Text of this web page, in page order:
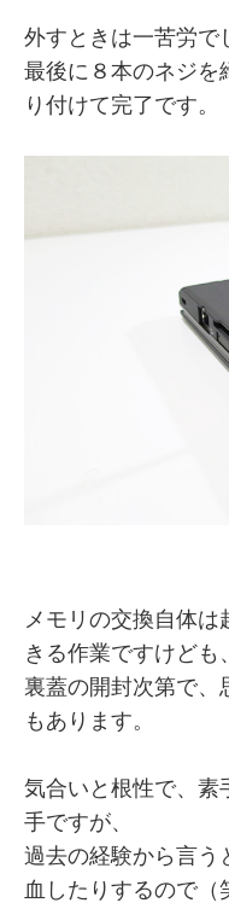
外すときは一苦労で
最後に８本のネジを
り付けて完了です。
メモリの交換自体
きる作業ですけども、
裏蓋の開封次第で、
もあります。
気合いと根性で、素
手ですが、
過去の経験から言う
血したりするので（